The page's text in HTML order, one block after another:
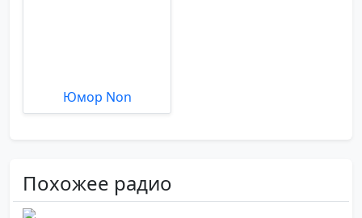
Юмор Non
Похожее радио